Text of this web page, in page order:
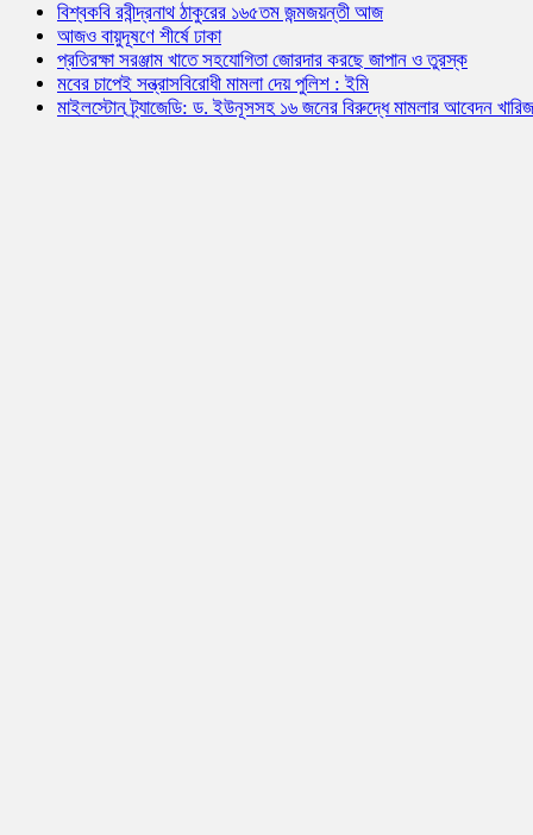
বিশ্বকবি রবীন্দ্রনাথ ঠাকুরের ১৬৫তম জন্মজয়ন্তী আজ
আজও বায়ুদূষণে শীর্ষে ঢাকা
প্রতিরক্ষা সরঞ্জাম খাতে সহযোগিতা জোরদার করছে জাপান ও তুরস্ক
মবের চাপেই সন্ত্রাসবিরোধী মামলা দেয় পুলিশ : ইমি
মাইলস্টোন ট্র্যাজেডি: ড. ইউনূসসহ ১৬ জনের বিরুদ্ধে মামলার আবেদন খারিজ